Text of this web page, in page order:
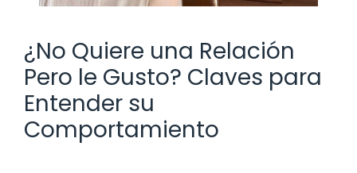
¿No Quiere una Relación
Pero le Gusto? Claves para
Entender su
Comportamiento